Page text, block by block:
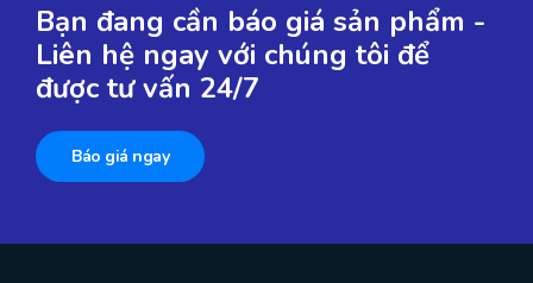
Bạn đang cần báo giá sản phẩm -
Liên hệ ngay với chúng tôi để
được tư vấn 24/7
Báo giá ngay